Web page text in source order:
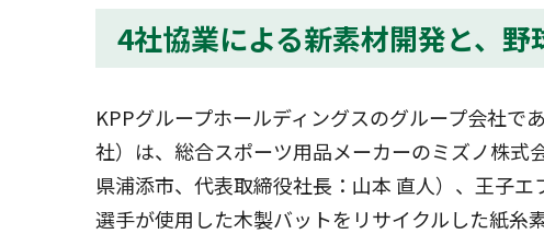
4社協業による新素材開発と、
KPPグループホールディングスのグループ会社
社）は、総合スポーツ用品メーカーのミズノ株
県浦添市、代表取締役社長：山本 直人）、王子
選手が使用した木製バットをリサイクルした紙